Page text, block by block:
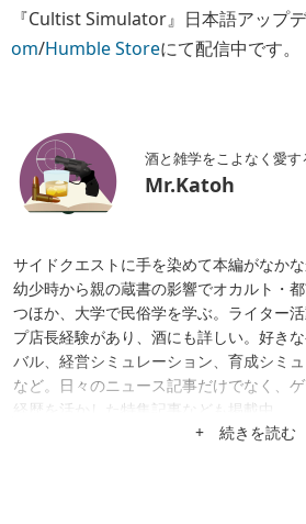
『Cultist Simulator』日本語アップ
om/Humble Storeにて配信中です。
酒と雑学をこよなく愛す
Mr.Katoh
サイドクエストに手を染めて本編がなか
幼少時から親の蔵書の影響でオカルト・
つほか、大学で民俗学を学ぶ。ライター
プ店長経験があり、酒にも詳しい。好き
バル、経営シミュレーション、育成シミ
など。日々のニュース記事だけでなく、
経歴を活かした特集記事なども掲載中。
+ 続きを読む